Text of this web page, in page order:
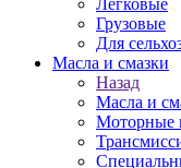
Грузовые
Для
Масла и смазки
Назад
Масла и
Моторные